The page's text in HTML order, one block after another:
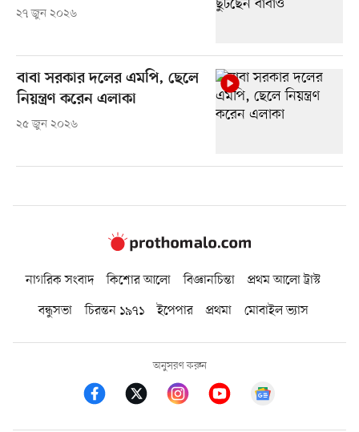
২৭ জুন ২০২৬
বাবা সরকার দলের এমপি, ছেলে
নিয়ন্ত্রণ করেন এলাকা
২৫ জুন ২০২৬
নাগরিক সংবাদ কিশোর আলো বিজ্ঞানচিন্তা
প্রথম আলো ট্রাস্ট
বন্ধুসভা
চিরন্তন ১৯৭১ ইপেপার প্রথমা মোবাইল ভ্যাস
অনুসরণ করুন